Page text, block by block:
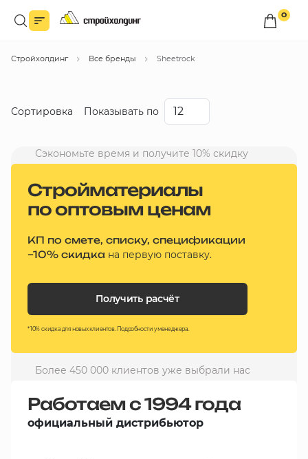
0
Войдите в личный кабинет
Каталог товаров
Быстрый заказ по списку
Все
Избранное
10 000 ₽
+7(495) 988-86-47
sales@stroyholding.ru
Max
Телеграм
Стройхолдинг Все бренды Sheetrock
Сортировка
Со скидкой
Дешевые
Дорогие
Новинки
Показывать по
Сэкономьте время и получите 10% скидку
Стройматериалы
по оптовым ценам
КП по смете, списку, спецификации
–10% скидка на первую поставку.
Получить расчёт
* 10% скидка для новых клиентов. Подробности у менеджера.
Более 450 000 клиентов уже выбрали нас
Работаем с 1994 года
официальный дистрибьютор